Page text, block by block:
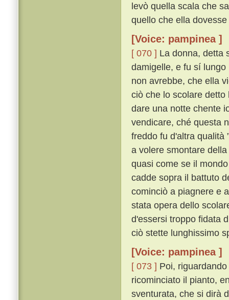
levò quella scala che
quello che ella
[Voice: pampinea ]
[ 070 ] La donna, detta
damigelle, e fu sí
non avrebbe, che ella
ciò che lo scolare detto
dare una notte chente
vendicare, ché questa
freddo fu d'altra qualità
a volere smontare
quasi come se il
cadde sopra il battuto
cominciò a piagnere e
stata opera dello
d'essersi troppo fidata
ciò stette lunghissimo
[Voice: pampinea ]
[ 073 ] Poi,
ricominciato il pianto,
sventurata, che si dirà